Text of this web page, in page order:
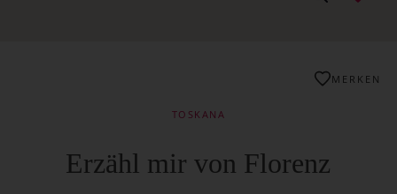
TOSKANA
Erzähl mir von Florenz
MERKEN